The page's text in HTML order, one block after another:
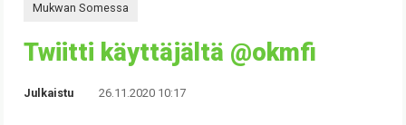
Mukwan Somessa
Twiitti käyttäjältä @okmfi
Julkaistu 26.11.2020 10:17